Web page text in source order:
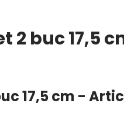
2 buc 17,5
17,5 cm -